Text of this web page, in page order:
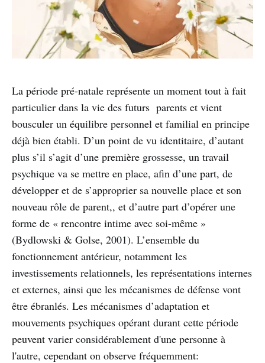
La période pré-natale représente un moment tout à fait
particulier dans la vie des futurs parents et vient
bousculer un équilibre personnel et familial en principe
déjà bien établi. D’un point de vu identitaire, d’autant
plus s’il s’agit d’une première grossesse, un travail
psychique va se mettre en place, afin d’une part, de
développer et de s’approprier sa nouvelle place et son
nouveau rôle de parent,, et d’autre part d’opérer une
forme de « rencontre intime avec soi-même »
(Bydlowski & Golse, 2001). L’ensemble du
fonctionnement antérieur, notamment les
investissements relationnels, les représentations internes
et externes, ainsi que les mécanismes de défense vont
être ébranlés. Les mécanismes d’adaptation et
mouvements psychiques opérant durant cette période
peuvent varier considérablement d'une personne à
l'autre, cependant on observe fréquemment: